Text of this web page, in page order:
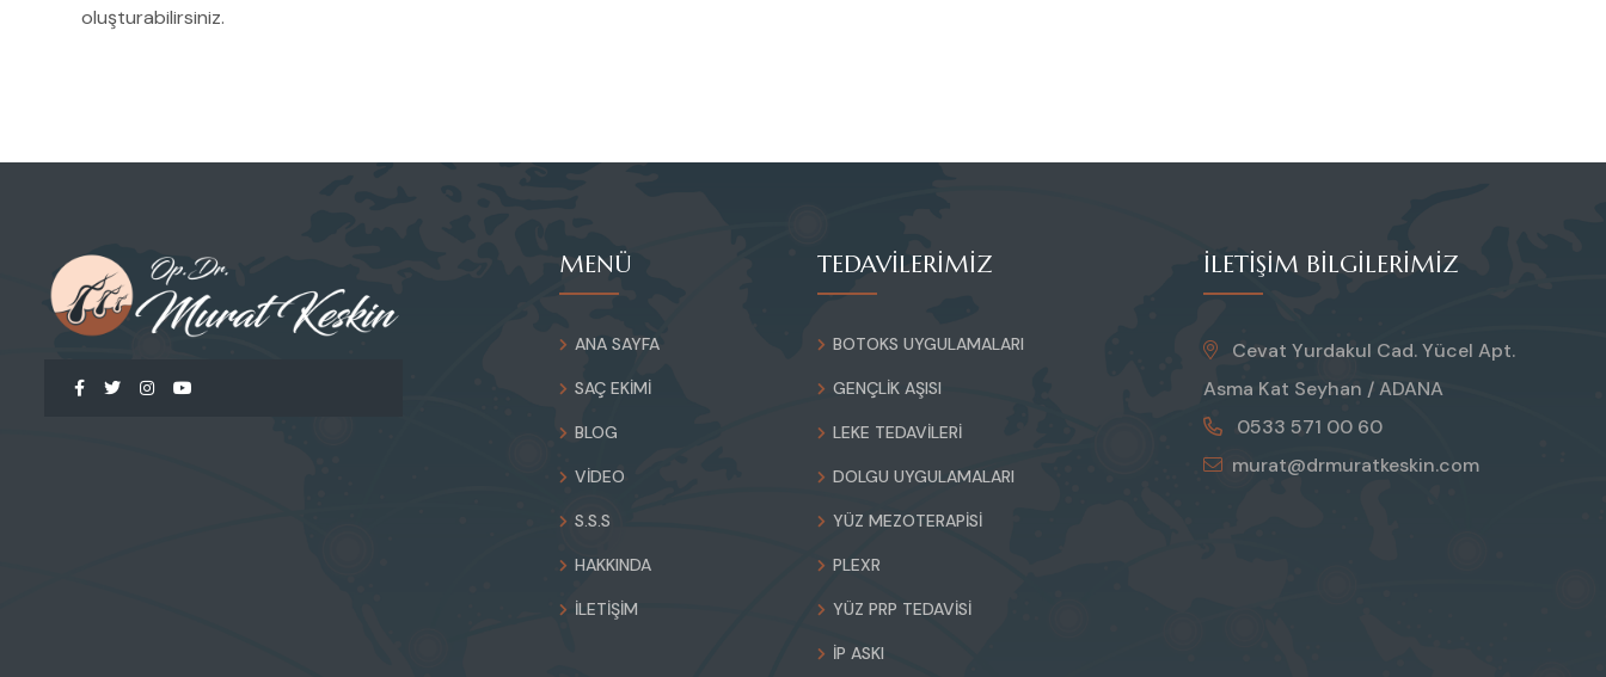
oluşturabilirsiniz.
MENÜ
ANA SAYFA
SAÇ EKIMI
BLOG
VIDEO
S.S.S
HAKKINDA
İLETIŞIM
TEDAVİLERİMİZ
BOTOKS UYGULAMALARI
GENÇLIK AŞISI
LEKE TEDAVILERI
DOLGU UYGULAMALARI
YÜZ MEZOTERAPISI
PLEXR
YÜZ PRP TEDAVISI
İP ASKI
İLETIŞIM BILGILERIMIZ
Cevat Yurdakul Cad. Yücel Apt.
Asma Kat Seyhan / ADANA
0533 571 00 60
murat@drmuratkeskin.com